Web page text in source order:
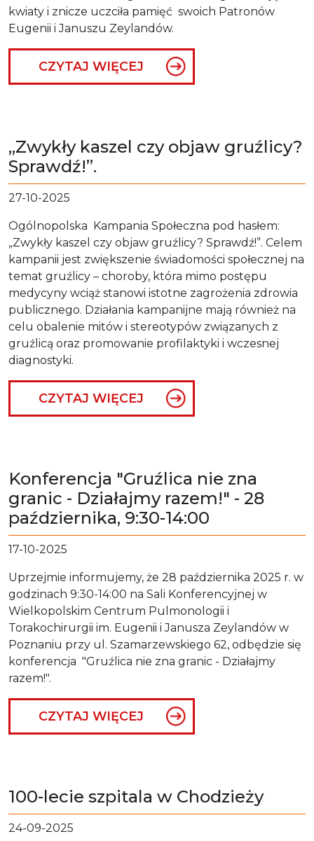
kwiaty i znicze uczciła pamięć swoich Patronów
Eugenii i Januszu Zeylandów.
CZYTAJ WIĘCEJ
„Zwykły kaszel czy objaw gruźlicy?
Sprawdź!”.
27-10-2025
Ogólnopolska Kampania Społeczna pod hasłem:
„Zwykły kaszel czy objaw gruźlicy? Sprawdź!”. Celem
kampanii jest zwiększenie świadomości społecznej na
temat gruźlicy – choroby, która mimo postępu
medycyny wciąż stanowi istotne zagrożenia zdrowia
publicznego. Działania kampanijne mają również na
celu obalenie mitów i stereotypów związanych z
gruźlicą oraz promowanie profilaktyki i wczesnej
diagnostyki.
CZYTAJ WIĘCEJ
Konferencja "Gruźlica nie zna
granic - Działajmy razem!" - 28
października, 9:30-14:00
17-10-2025
Uprzejmie informujemy, że 28 października 2025 r. w
godzinach 9:30-14:00 na Sali Konferencyjnej w
Wielkopolskim Centrum Pulmonologii i
Torakochirurgii im. Eugenii i Janusza Zeylandów w
Poznaniu przy ul. Szamarzewskiego 62, odbędzie się
konferencja "Gruźlica nie zna granic - Działajmy
razem!".
CZYTAJ WIĘCEJ
100-lecie szpitala w Chodzieży
24-09-2025